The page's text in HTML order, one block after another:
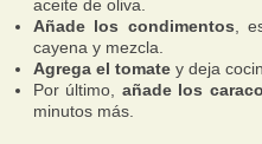
aceite de oliva.
Añade los condimentos ,
cayena y mezcla.
Agrega el tomate y deja
Por último, añade los
minutos más.